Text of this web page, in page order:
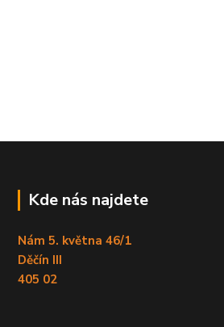
Kde nás najdete
Nám 5. května 46/1
Děčín III
405 02